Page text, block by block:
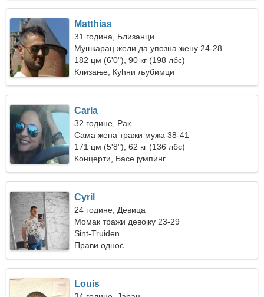
Matthias
31 година, Близанци
Мушкарац жели да упозна жену 24-28
182 цм (6'0"), 90 кг (198 лбс)
Клизање, Кућни љубимци
Carla
32 године, Рак
Сама жена тражи мужа 38-41
171 цм (5'8"), 62 кг (136 лбс)
Концерти, Басе јумпинг
Cyril
24 године, Девица
Момак тражи девојку 23-29
Sint-Truiden
Прави однос
Louis